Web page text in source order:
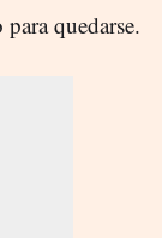
quedarse.